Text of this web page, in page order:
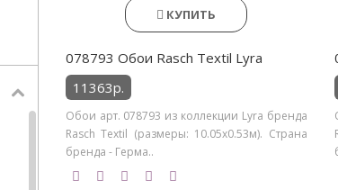
КУПИТЬ
078793 Обои Rasch Textil Lyra
11363р.
Обои арт. 078793 из коллекции Lyra бренда
Rasch Textil (размеры: 10.05х0.53м). Страна
бренда - Герма..